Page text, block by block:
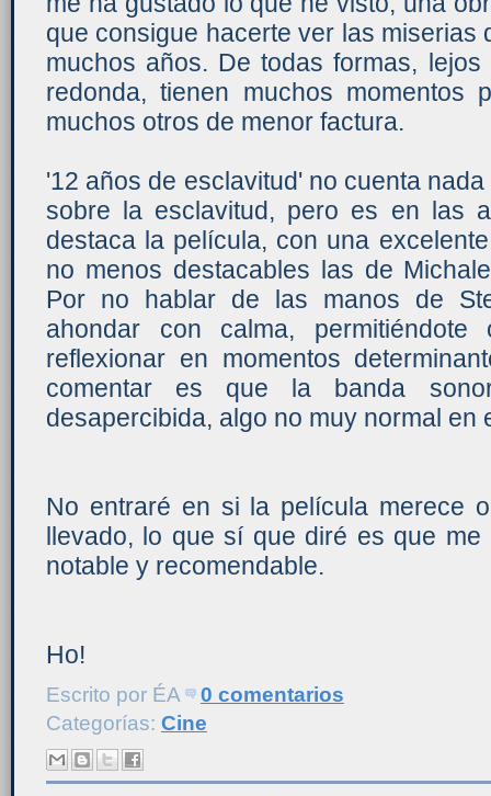
que consigue hacerte ver las miserias
muchos años. De todas formas,
redonda, tienen muchos momentos
muchos otros de menor factura.
'12 años de esclavitud' no cuenta
sobre la esclavitud, pero es en las
destaca la película, con una
no menos destacables las de
Por no hablar de las manos de
ahondar con calma,
reflexionar en momentos
comentar es que la banda
desapercibida, algo no muy normal en
No entraré en si la película merece
llevado, lo que sí que diré es que
notable y recomendable.
Ho!
Escrito por ÉA
0 comentarios
Categorías: Cine